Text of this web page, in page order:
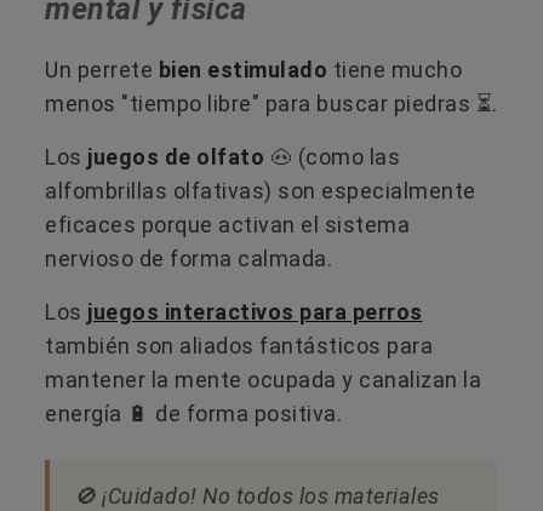
mental y física
Un perrete bien estimulado tiene mucho
menos "tiempo libre" para buscar piedras ⏳.
Los juegos de olfato 🐽 (como las
alfombrillas olfativas) son especialmente
eficaces porque activan el sistema
nervioso de forma calmada.
Los juegos interactivos para perros
también son aliados fantásticos para
mantener la mente ocupada y canalizan la
energía 🔋 de forma positiva.
🚫 ¡Cuidado! No todos los materiales